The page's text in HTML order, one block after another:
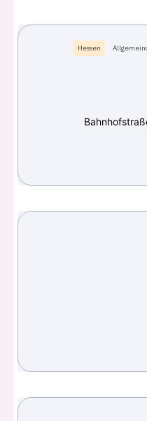
Continue
Hessen